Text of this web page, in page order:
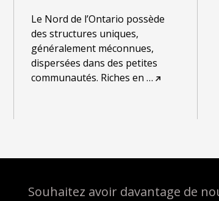
Le Nord de l’Ontario possède
des structures uniques,
généralement méconnues,
dispersées dans des petites
communautés. Riches en …
Souhaitez avoir davantage de